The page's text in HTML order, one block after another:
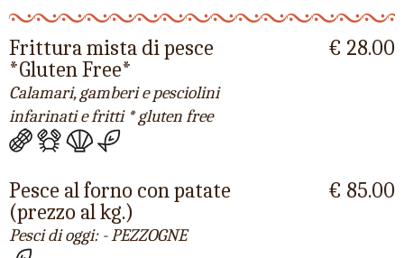
Frittura mista di pesce
*Gluten Free*
Calamari, gamberi e pesciolini
infarinati e fritti * gluten free
€ 28.00
Pesce al forno con patate
(prezzo al kg.)
Pesci di oggi: - PEZZOGNE
€ 85.00